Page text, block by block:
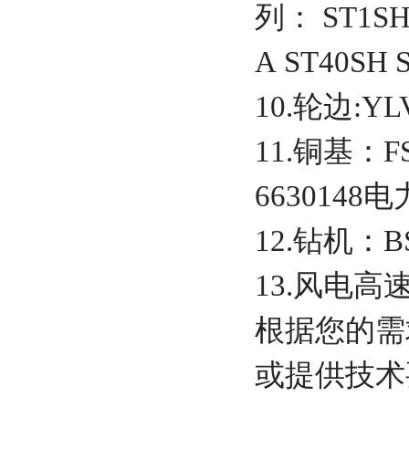
列：
A ST40SH
10.轮边
11.铜基：
6630148电
12.钻机：
13.风电高
根据您的
或提供技